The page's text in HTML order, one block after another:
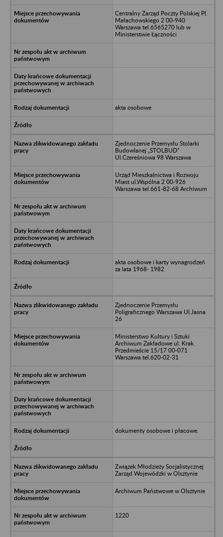
Centralny Zarząd Poczty Polskiej Pl.
Małachowskiego 2 00-940
Warszawa tel.6565270 lub w
Ministerstwie Łączności
akta osobowe
Zjednoczenie Przemysłu Stolarki
Budowlanej „STOLBUD”
Ul.Czereśniowa 98 Warszawa
Urząd Mieszkalnictwa i Rozwoju
Miast ul.Wspólna 2 00-926
Warszawa tel.661-82-68 Archiwum
akta osobowe i karty wynagrodzeń
za lata 1968- 1982
Zjednoczenie Przemysłu
Poligraficznego Warszawa Ul.Jasna
26
Ministerstwo Kultury i Sztuki
Archiwum Zakładowe ul. Krak.
Przedmieście 15/17 00-071
Warszawa tel.620-02-31
dokumenty osobowe i płacowe.
Związek Młodzieży Socjalistycznej
Zarząd Wojewódzki w Olsztynie
Archiwum Państwowe w Olsztynie
1220